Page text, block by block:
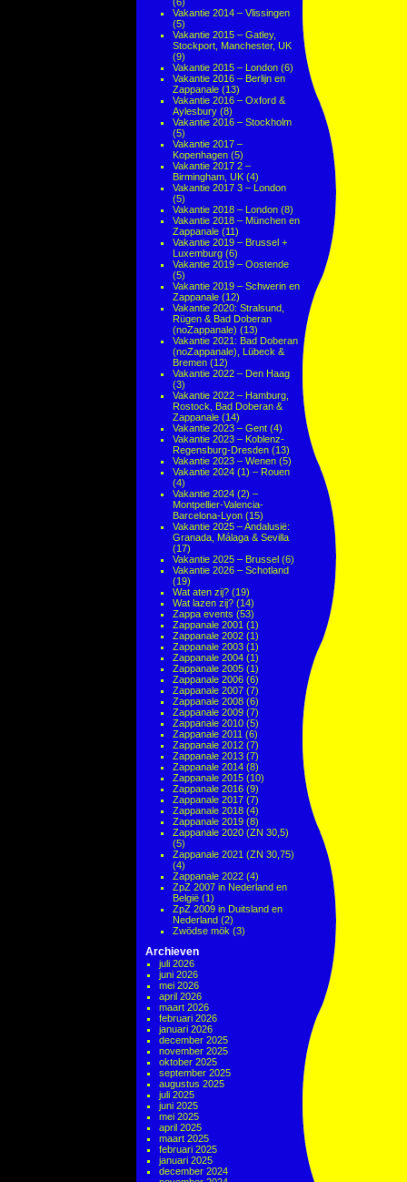
Vakantie 2014 – Vlissingen
(5)
Vakantie 2015 – Gatley,
Stockport, Manchester, UK
(9)
Vakantie 2015 – London (6)
Vakantie 2016 – Berlijn en
Zappanale (13)
Vakantie 2016 – Oxford &
Aylesbury (8)
Vakantie 2016 – Stockholm
(5)
Vakantie 2017 –
Kopenhagen (5)
Vakantie 2017 2 –
Birmingham, UK (4)
Vakantie 2017 3 – London
(5)
Vakantie 2018 – London (8)
Vakantie 2018 – München en
Zappanale (11)
Vakantie 2019 – Brussel +
Luxemburg (6)
Vakantie 2019 – Oostende
(5)
Vakantie 2019 – Schwerin en
Zappanale (12)
Vakantie 2020: Stralsund,
Rügen & Bad Doberan
(noZappanale) (13)
Vakantie 2021: Bad Doberan
(noZappanale), Lübeck &
Bremen (12)
Vakantie 2022 – Den Haag
(3)
Vakantie 2022 – Hamburg,
Rostock, Bad Doberan &
Zappanale (14)
Vakantie 2023 – Gent (4)
Vakantie 2023 – Koblenz-
Regensburg-Dresden (13)
Vakantie 2023 – Wenen (5)
Vakantie 2024 (1) – Rouen
(4)
Vakantie 2024 (2) –
Montpellier-Valencia-
Barcelona-Lyon (15)
Vakantie 2025 – Andalusië:
Granada, Málaga & Sevilla
(17)
Vakantie 2025 – Brussel (6)
Vakantie 2026 – Schotland
(19)
Wat aten zij? (19)
Wat lazen zij? (14)
Zappa events (53)
Zappanale 2001 (1)
Zappanale 2002 (1)
Zappanale 2003 (1)
Zappanale 2004 (1)
Zappanale 2005 (1)
Zappanale 2006 (6)
Zappanale 2007 (7)
Zappanale 2008 (6)
Zappanale 2009 (7)
Zappanale 2010 (5)
Zappanale 2011 (6)
Zappanale 2012 (7)
Zappanale 2013 (7)
Zappanale 2014 (8)
Zappanale 2015 (10)
Zappanale 2016 (9)
Zappanale 2017 (7)
Zappanale 2018 (4)
Zappanale 2019 (8)
Zappanale 2020 (ZN 30,5)
(5)
Zappanale 2021 (ZN 30,75)
(4)
Zappanale 2022 (4)
ZpZ 2007 in Nederland en
België (1)
ZpZ 2009 in Duitsland en
Nederland (2)
Zwödse mök (3)
Archieven
juli 2026
juni 2026
mei 2026
april 2026
maart 2026
februari 2026
januari 2026
december 2025
november 2025
oktober 2025
september 2025
augustus 2025
juli 2025
juni 2025
mei 2025
april 2025
maart 2025
februari 2025
januari 2025
december 2024